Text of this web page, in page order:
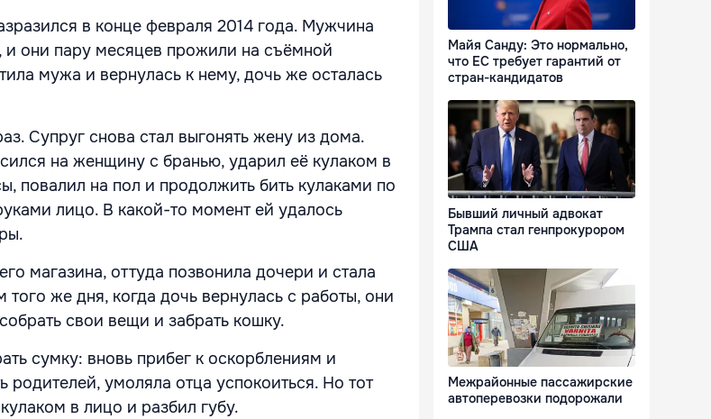
в конце февраля 2014 года. Мужчина
и они пару месяцев прожили на съёмной
мужа и вернулась к нему, дочь же осталась
Супруг снова стал выгонять жену из дома.
на женщину с бранью, ударил её кулаком в
повалил на пол и продолжить бить кулаками по
лицо. В какой-то момент ей удалось
магазина, оттуда позвонила дочери и стала
же дня, когда дочь вернулась с работы, они
свои вещи и забрать кошку.
сумку: вновь прибег к оскорблениям и
родителей, умоляла отца успокоиться. Но тот
в лицо и разбил губу.
Майя Санду: Это нормально,
что ЕС требует гарантий от
стран-кандидатов
Бывший личный адвокат
Трампа стал генпрокурором
США
Межрайонные пассажирские
автоперевозки подорожали